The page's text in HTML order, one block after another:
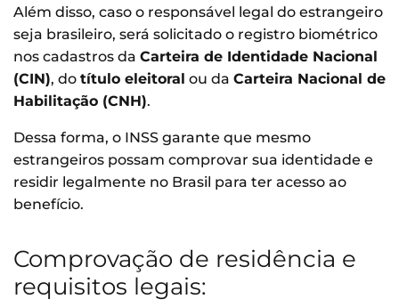
Além disso, caso o responsável legal do estrangeiro
seja brasileiro, será solicitado o registro biométrico
nos cadastros da Carteira de Identidade Nacional
(CIN), do título eleitoral ou da Carteira Nacional de
Habilitação (CNH).
Dessa forma, o INSS garante que mesmo
estrangeiros possam comprovar sua identidade e
residir legalmente no Brasil para ter acesso ao
benefício.
Comprovação de residência e
requisitos legais: